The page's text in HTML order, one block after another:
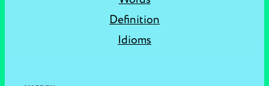
Definition
Idioms